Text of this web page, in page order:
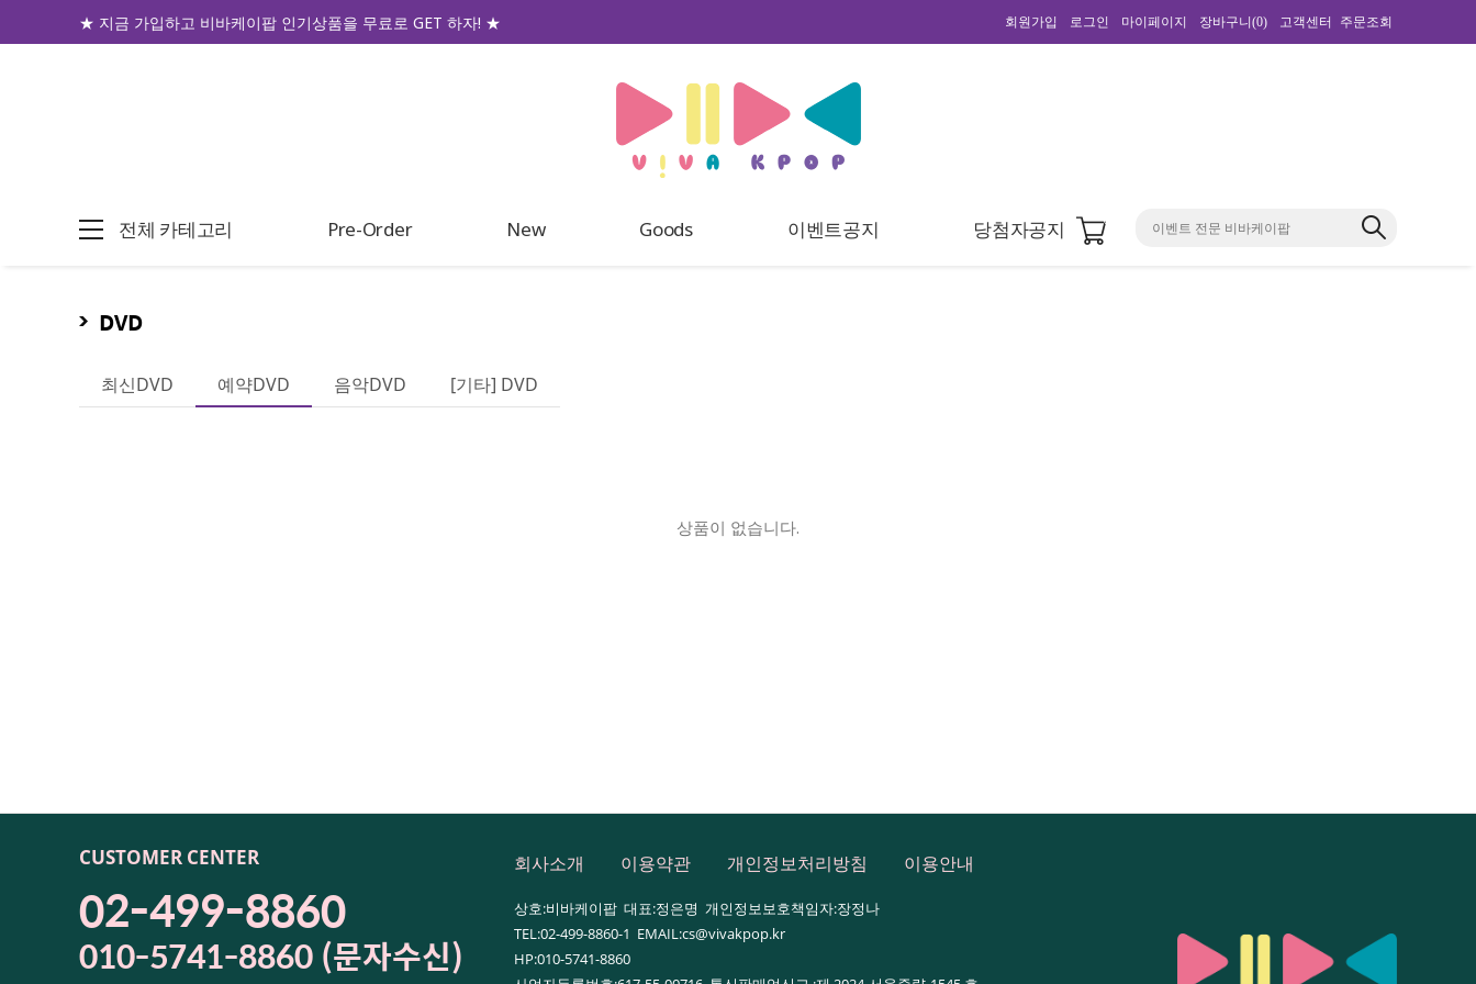
★ 지금 가입하고 비바케이팝 인기상품을 무료로 GET 하자! ★ 회원가입 로그인 마이페이지 장바구니(0) 고객센터 주문조회
전체 카테고리 Pre-Order New Goods 이벤트공지 당첨자공지 0
DVD
최신DVD 예약DVD 음악DVD [기타] DVD
상품이 없습니다.
CUSTOMER CENTER
02-499-8860
010-5741-8860 (문자수신)
회사소개 이용약관 개인정보처리방침 이용안내
상호:비바케이팝 대표:정은명 개인정보보호책임자:장정나
TEL:02-499-8860-1 EMAIL:cs@vivakpop.kr
HP:010-5741-8860